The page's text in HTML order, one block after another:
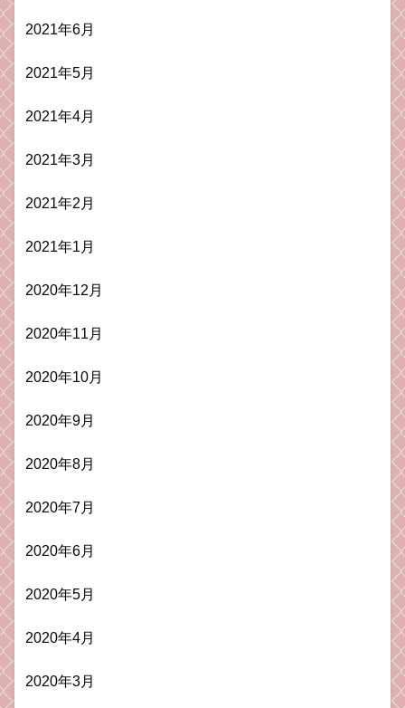
2021年6月
2021年5月
2021年4月
2021年3月
2021年2月
2021年1月
2020年12月
2020年11月
2020年10月
2020年9月
2020年8月
2020年7月
2020年6月
2020年5月
2020年4月
2020年3月